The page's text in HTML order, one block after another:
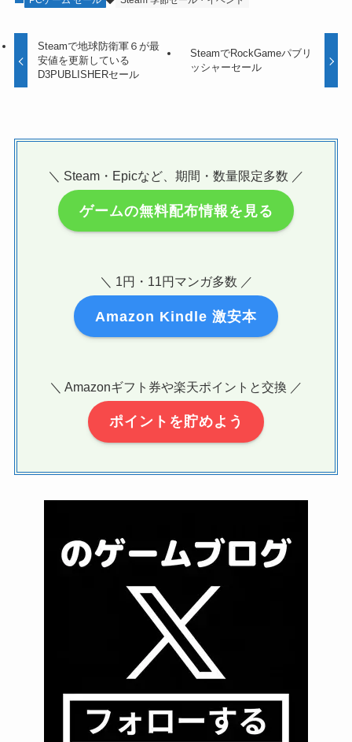
Steamで地球防衛軍６が最
安値を更新している
D3PUBLISHERセール
SteamでRockGameパブリ
ッシャーセール
＼ Steam・Epicなど、期間・数量限定多数 ／
ゲームの無料配布情報を見る
＼ 1円・11円マンガ多数 ／
Amazon Kindle 激安本
＼ Amazonギフト券や楽天ポイントと交換 ／
ポイントを貯めよう